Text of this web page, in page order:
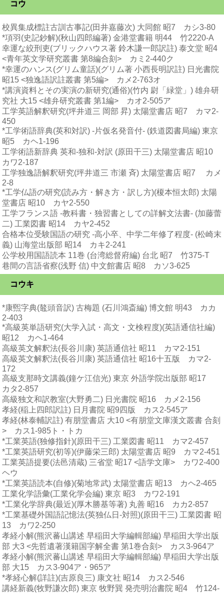
コウ
校異集成標註古訓古事記(田井嘉藤次) 大同館 昭7 カシ3-80
*項羽(史記鈔解)(秋山四郎編著) 金港堂書籍 明44 竹2220-A
幸運な絞刑吏(ブリックハウス著 鈴木謙一郎訳註) 泰文堂 昭4
<青年英文学研究叢書 第8編合刻> カミ2-440ク
*幸運のハンス(グリム童話)(グリム著 小西長明訳註) 日光書院
昭15 <独逸語訳註叢書 第5編> カメ2-763オ
*講演資料とその実演の新研究(通俗)(竹内 尉「緑堂」) 雄弁研
究社 大15 <雄弁研究叢書 第1編> カオ2-505ア
工学英語解釈研究(坪井道三 岡部 昇) 太陽堂書店 昭7 カマ2-
450
*工学術語辞典(英和対訳) -片仮名発音付- (鉄道図書局編) 東京
昭5 カヘ1-196
工学術語新辞典 英和-独和-対訳 (原田干三) 太陽堂書店 昭10
カワ2-187
工学独逸語解釈研究(坪井道三 市瀬 斉) 太陽堂書店 昭7 カメ
2-8
*工学仏語の研究(読み方・解き方・訳し方)(榎本恒太郎) 太陽
堂書店 昭10 カヤ2-550
工学フランス語 -教科書・独習書としての詳解文法書- (加藤蕾
二) 工業図書 昭14 カヤ2-452
合格本位受験国語の研究 -高小卒、中学二年修了程度- (松崎末
義) 山海堂出版部 昭14 カキ2-241
公学校用国語読本 11巻 (台湾総督府編) 台北 昭7 竹375-T
巷間の言語省察(浅野 信) 中文館書店 昭8 カソ3-625
コウキ
*康煕字典(鼇頭音訳) 古梅題 (石川鴻斎編) 博文館 明43 カカ
2-403
*高級英単語研究(大学入試・高文・文検程度)(英語通信社編)
昭12 カヘ1-464
高級英文解釈法(長谷川康) 英語通信社 昭11 カマ2-151
高級英文解釈法(長谷川康) 英語通信社 昭16十五版 カマ2-
172
高級支那時文講義(鐘ケ江信光) 東京 外語学院出版部 昭17
カタ2-857
高級独文和訳教室(大野勇二) 日光書院 昭16 カメ2-156
孝経(稲上四郎訳註) 日月書院 昭9四版 カス2-545ア
孝経(林泰輔訳註) 有朋堂書店 大10 <有朋堂文庫漢文叢書 合刻
> カス1-985ト・トカ
*工業英語(独修指針)(原田干三) 工業図書 昭11 カマ2-457
*工業英語研究(初等)(伊藤栄三郎) 太陽堂書店 昭9 カマ2-451
工業英語提要(法邑清蔵) 三省堂 昭17 <語学文庫> カワ2-400
ヘウ
*工業英語読本(自修)(菊地常武) 太陽堂書店 昭13 カヘ2-465
工業化学語彙(工業化学会編) 東京 昭3 カワ2-191
*工業化学辞典(最近)(厚木勝基等著) 丸善 昭16 カカ2-857
*工業基礎外国語記憶法(英独仏日-対照)(原田干三) 工業図書 昭
13 カワ2-250
孝経小解(熊沢蕃山講述 早稲田大学編輯部編) 早稲田大学出版
部 大3 <先哲遺著漢籍国字解全書 第1巻合刻> カス3-964ア
孝経小解(熊沢蕃山講述 早稲田大学編輯部編) 早稲田大学出版
部 大15 カス3-904ア・965ア
*孝経心解(詳註)(吉原良三) 康文社 昭14 カス2-546
講経新義(牧野謙次郎) 東京 牧野巽 発売明治書院 昭4 竹124-